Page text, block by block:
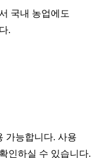
국내 농업에도
.
가능합니다. 사용
인하실 수 있습니다.